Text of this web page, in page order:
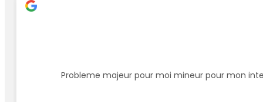
Probleme majeur pour moi mineur pour mon